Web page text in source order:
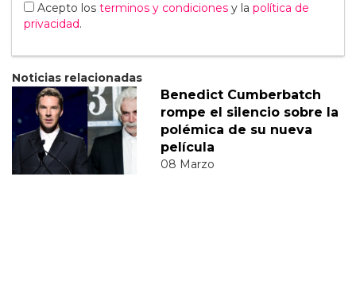
Acepto los terminos y condiciones y la política de
privacidad.
Noticias relacionadas
Benedict Cumberbatch
rompe el silencio sobre la
polémica de su nueva
película
08 Marzo